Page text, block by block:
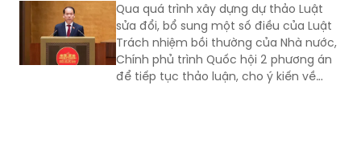
Qua quá trình xây dựng dự thảo Luật
sửa đổi, bổ sung một số điều của Luật
Trách nhiệm bồi thường của Nhà nước,
Chính phủ trình Quốc hội 2 phương án
để tiếp tục thảo luận, cho ý kiến về